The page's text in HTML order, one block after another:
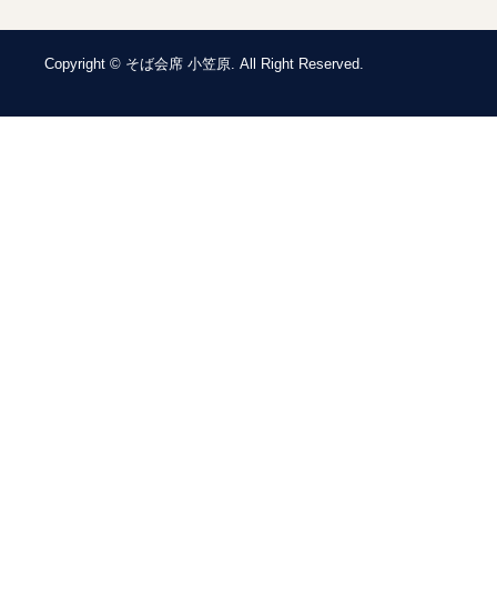
Copyright © そば会席 小笠原. All Right Reserved.